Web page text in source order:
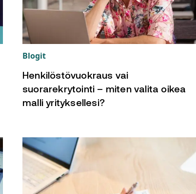
Blogit
Henkilöstövuokraus vai
suorarekrytointi – miten valita oikea
malli yrityksellesi?